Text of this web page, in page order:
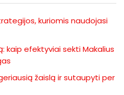
kuriomis naudojasi
kaip efektyviai sekti Makalius
žaislą ir sutaupyti per